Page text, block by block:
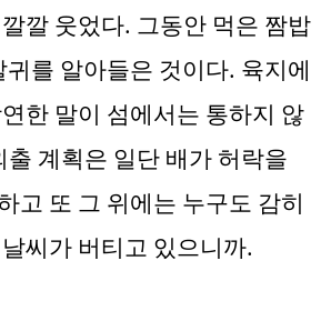
깔 웃었다. 그동안 먹은 짬밥
귀를 알아들은 것이다. 육지에
한 말이 섬에서는 통하지 않
계획은 일단 배가 허락을
고 또 그 위에는 누구도 감히
씨가 버티고 있으니까.